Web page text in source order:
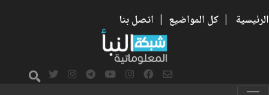
الرئيسية | كل المواضيع | اتصل بنا